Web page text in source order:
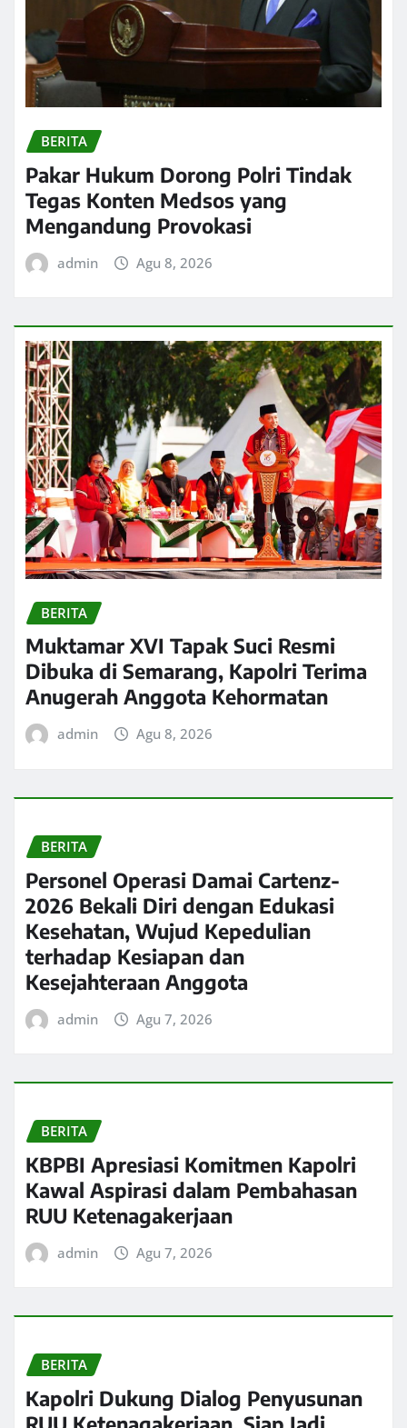
BERITA
Pakar Hukum Dorong Polri Tindak
Tegas Konten Medsos yang
Mengandung Provokasi
admin Agu 8, 2026
BERITA
Muktamar XVI Tapak Suci Resmi
Dibuka di Semarang, Kapolri Terima
Anugerah Anggota Kehormatan
admin Agu 8, 2026
BERITA
Personel Operasi Damai Cartenz-
2026 Bekali Diri dengan Edukasi
Kesehatan, Wujud Kepedulian
terhadap Kesiapan dan
Kesejahteraan Anggota
admin Agu 7, 2026
BERITA
KBPBI Apresiasi Komitmen Kapolri
Kawal Aspirasi dalam Pembahasan
RUU Ketenagakerjaan
admin Agu 7, 2026
BERITA
Kapolri Dukung Dialog Penyusunan